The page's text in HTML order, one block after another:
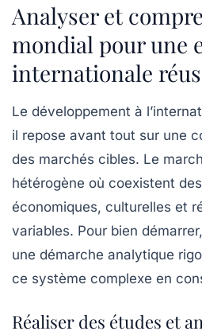
Analyser et
mondial pour une
internationale
Le développement à
il repose avant tout sur une
des marchés cibles. Le
hétérogène où coexistent
économiques, culturelles et
variables. Pour bien
une démarche analytique
ce système complexe en
Réaliser des études et